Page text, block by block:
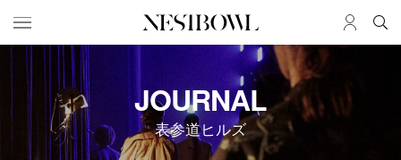
HOME
求人検索
新着求人
ブランド一覧
JOURNAL
表参道ヒルズ